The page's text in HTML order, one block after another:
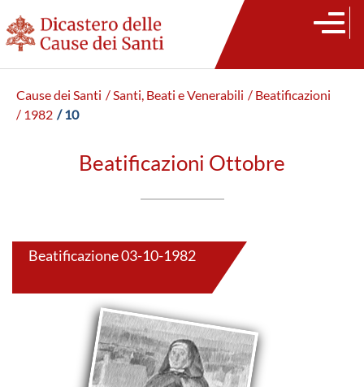
Cause dei Santi / Santi, Beati e Venerabili / Beatificazioni
/ 1982 / 10
Beatificazioni Ottobre
Beatificazione 03-10-1982